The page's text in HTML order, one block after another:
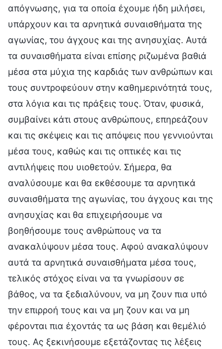
απόγνωσης, για τα οποία έχουμε ήδη μιλήσει,
υπάρχουν και τα αρνητικά συναισθήματα της
αγωνίας, του άγχους και της ανησυχίας. Αυτά
τα συναισθήματα είναι επίσης ριζωμένα βαθιά
μέσα στα μύχια της καρδιάς των ανθρώπων και
τους συντροφεύουν στην καθημερινότητά τους,
στα λόγια και τις πράξεις τους. Όταν, φυσικά,
συμβαίνει κάτι στους ανθρώπους, επηρεάζουν
και τις σκέψεις και τις απόψεις που γεννιούνται
μέσα τους, καθώς και τις οπτικές και τις
αντιλήψεις που υιοθετούν. Σήμερα, θα
αναλύσουμε και θα εκθέσουμε τα αρνητικά
συναισθήματα της αγωνίας, του άγχους και της
ανησυχίας και θα επιχειρήσουμε να
βοηθήσουμε τους ανθρώπους να τα
ανακαλύψουν μέσα τους. Αφού ανακαλύψουν
αυτά τα αρνητικά συναισθήματα μέσα τους,
τελικός στόχος είναι να τα γνωρίσουν σε
βάθος, να τα ξεδιαλύνουν, να μη ζουν πια υπό
την επιρροή τους και να μη ζουν και να μη
φέρονται πια έχοντάς τα ως βάση και θεμέλιό
τους. Ας ξεκινήσουμε εξετάζοντας τις λέξεις